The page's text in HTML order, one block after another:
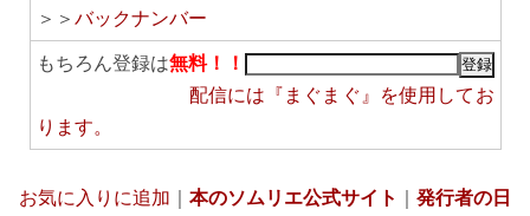
＞＞ バックナンバー
もちろん登録は無料！！
配信には 『まぐまぐ』 を使用してお
ります。
お気に入りに追加 ｜ 本のソムリエ公式サイト ｜ 発行者の日